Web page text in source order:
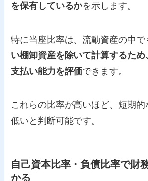
を保有しているかを示します。
特に当座比率は、流動資産の中で
い棚卸資産を除いて計算するため
支払い能力を評価できます。
これらの比率が高いほど、短期
低いと判断可能です。
自己資本比率・負債比率で財
かる